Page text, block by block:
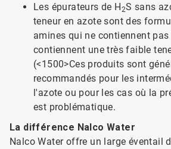
Les épurateurs de H2S sans
teneur en azote sont des
amines qui ne contiennent
contiennent une très faible
(<1500>Ces produits sont
recommandés pour les
l'azote ou pour les cas où la
est problématique.
La différence Nalco Water
Nalco Water offre un large éventail